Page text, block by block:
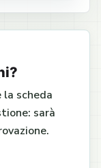
scheda
sarà